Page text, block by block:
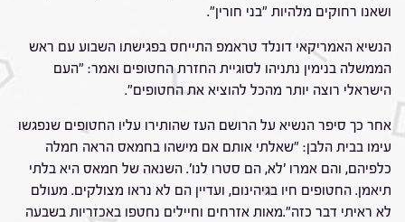
ושאנו רחוקים מלהיות "בני חורין".
הנשיא האמריקאי דונלד טראמפ התייחס בפגישתו השבוע עם ראש
הממשלה בנימין נתניהו לסוגיית החזרת החטופים ואמר: "העם
הישראלי רוצה יותר מהכל להוציא את החטופים".
אחר כך סיפר הנשיא על הרושם העז שהותירו עליו החטופים שנפגשו
עימו בבית הלבן: "שאלתי אותם אם מישהו בחמאס הראה חמלה
כלפיהם, והם אמרו 'לא, הם סטרו לנו'. השנאה של חמאס היא בלתי
תיאמן. החטופים חיו בגיהינום, ועדיין הם לא נראו מצולקים. מעולם
לא ראיתי דבר כזה".מאות אזרחים וחיילים נחטפו באכזריות בשבעה